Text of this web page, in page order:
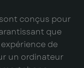
conçus pour
que
de
un ordinateur